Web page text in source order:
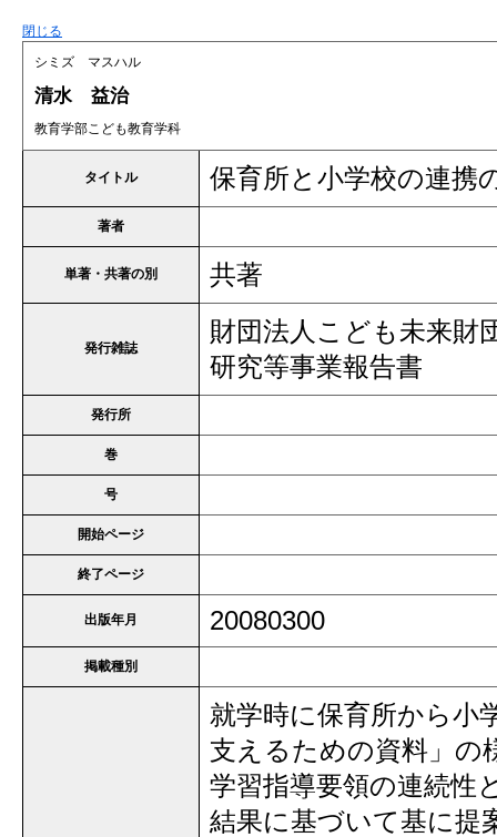
閉じる
シミズ マスハル
清水 益治
教育学部こども教育学科
タイトル 保育所と小学校の連携
著者
単著・共著の別 共著
発行雑誌
財団法人こども未来財
研究等事業報告書
発行所
巻
号
開始ページ
終了ページ
出版年月 20080300
掲載種別
就学時に保育所から小
支えるための資料」の
学習指導要領の連続性
結果に基づいて基に提